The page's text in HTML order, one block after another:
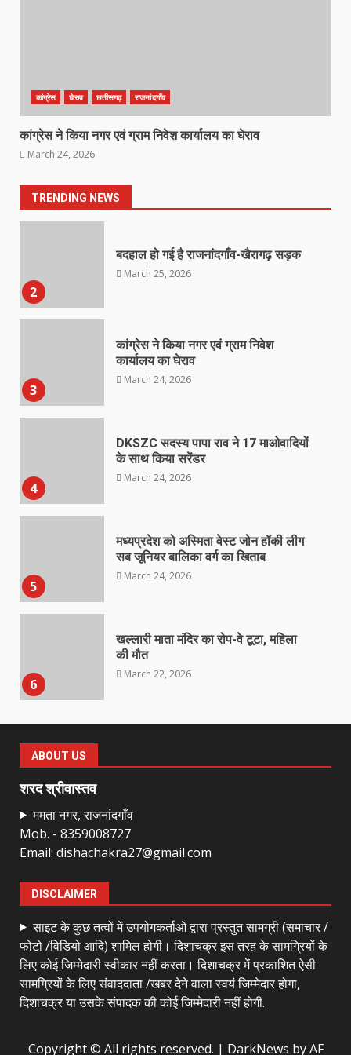
कांग्रेस घेराव छत्तीसगढ़ राजनांदगाँव
कांग्रेस ने किया नगर एवं ग्राम निवेश कार्यालय का घेराव
March 24, 2026
TRENDING NEWS
7
1
March 25, 2026
2
बदहाल हो गई है राजनांदगाँव-खैरागढ़ सड़क
March 25, 2026
3
कांग्रेस ने किया नगर एवं ग्राम निवेश
कार्यालय का घेराव
March 24, 2026
4
DKSZC सदस्य पापा राव ने 17 माओवादियों
के साथ किया सरेंडर
March 24, 2026
5
मध्यप्रदेश को अस्मिता वेस्ट जोन हॉकी लीग
सब जूनियर बालिका वर्ग का खिताब
March 24, 2026
6
खल्लारी माता मंदिर का रोप-वे टूटा, महिला
की मौत
March 22, 2026
7
March 21, 2026
1
नाबालिक के प्रसव मामले में फरार आरोपी के
संबंध में इनाम की उद्घोषना
2
बदहाल हो गई है राजनांदगाँव-खैरागढ़ सड़क
March 25, 2026
कार्यालय का घेराव
ABOUT US
शरद श्रीवास्तव
ममता नगर, राजनांदगाँव
Mob. - 8359008727
Email: dishachakra27@gmail.com
DISCLAIMER
साइट के कुछ तत्वों में उपयोगकर्ताओं द्वारा प्रस्तुत सामग्री (समाचार /
फोटो /विडियो आदि) शामिल होगी। दिशाचक्र इस तरह के सामग्रियों के
लिए कोई जिम्मेदारी स्वीकार नहीं करता। दिशाचक्र में प्रकाशित ऐसी
सामग्रियों के लिए संवाददाता /खबर देने वाला स्वयं जिम्मेदार होगा,
दिशाचक्र या उसके संपादक की कोई जिम्मेदारी नहीं होगी.
Copyright © All rights reserved. | DarkNews by AF